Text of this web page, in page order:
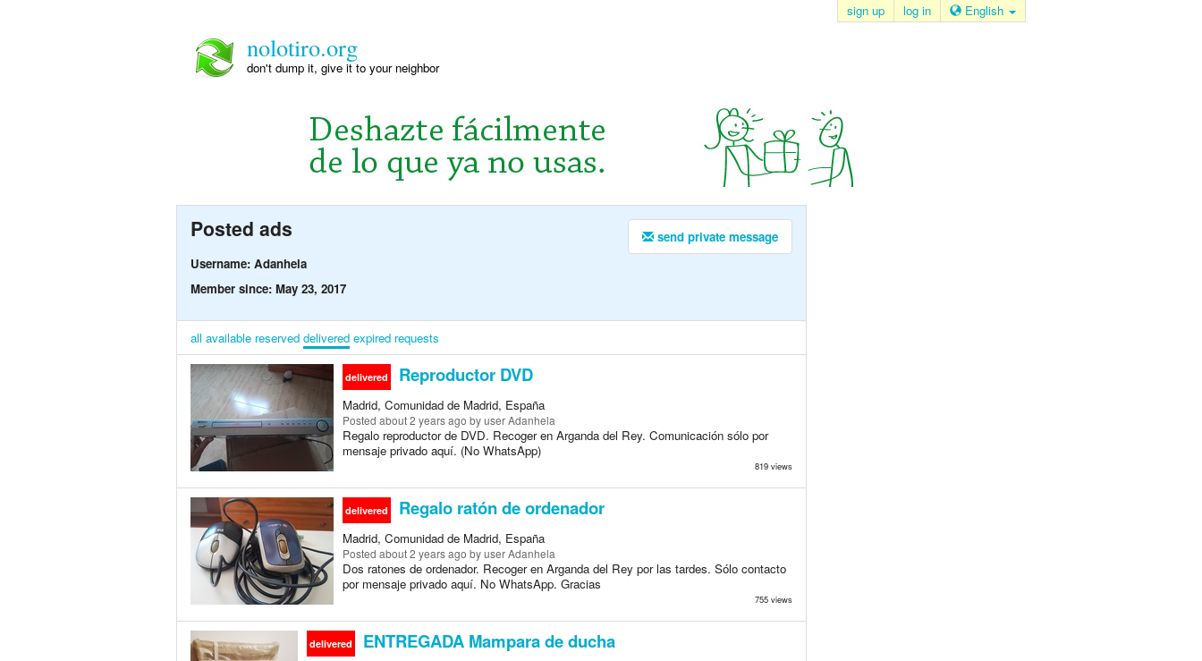
sign up log in English
nolotiro.org
don't dump it, give it to your neighbor
send private message
Posted ads
Username: Adanhela
Member since: May 23, 2017
all available reserved delivered expired requests
delivered Reproductor DVD
Madrid, Comunidad de Madrid, España
Posted about 2 years ago by user Adanhela
Regalo reproductor de DVD. Recoger en Arganda del Rey. Comunicación sólo por
mensaje privado aquí. (No WhatsApp)
819 views
delivered Regalo ratón de ordenador
Madrid, Comunidad de Madrid, España
Posted about 2 years ago by user Adanhela
Dos ratones de ordenador. Recoger en Arganda del Rey por las tardes. Sólo contacto
por mensaje privado aquí. No WhatsApp. Gracias
755 views
delivered ENTREGADA Mampara de ducha